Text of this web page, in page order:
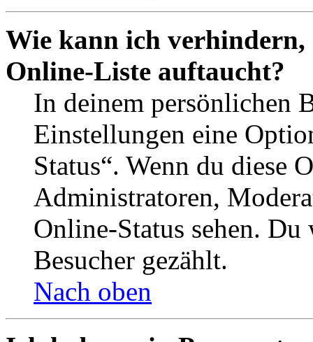
Wie kann ich verhindern,
Online-Liste auftaucht?
In deinem persönlichen
Einstellungen eine
Status“. Wenn du diese
Administratoren,
Online-Status sehen.
Besucher gezählt.
Nach oben